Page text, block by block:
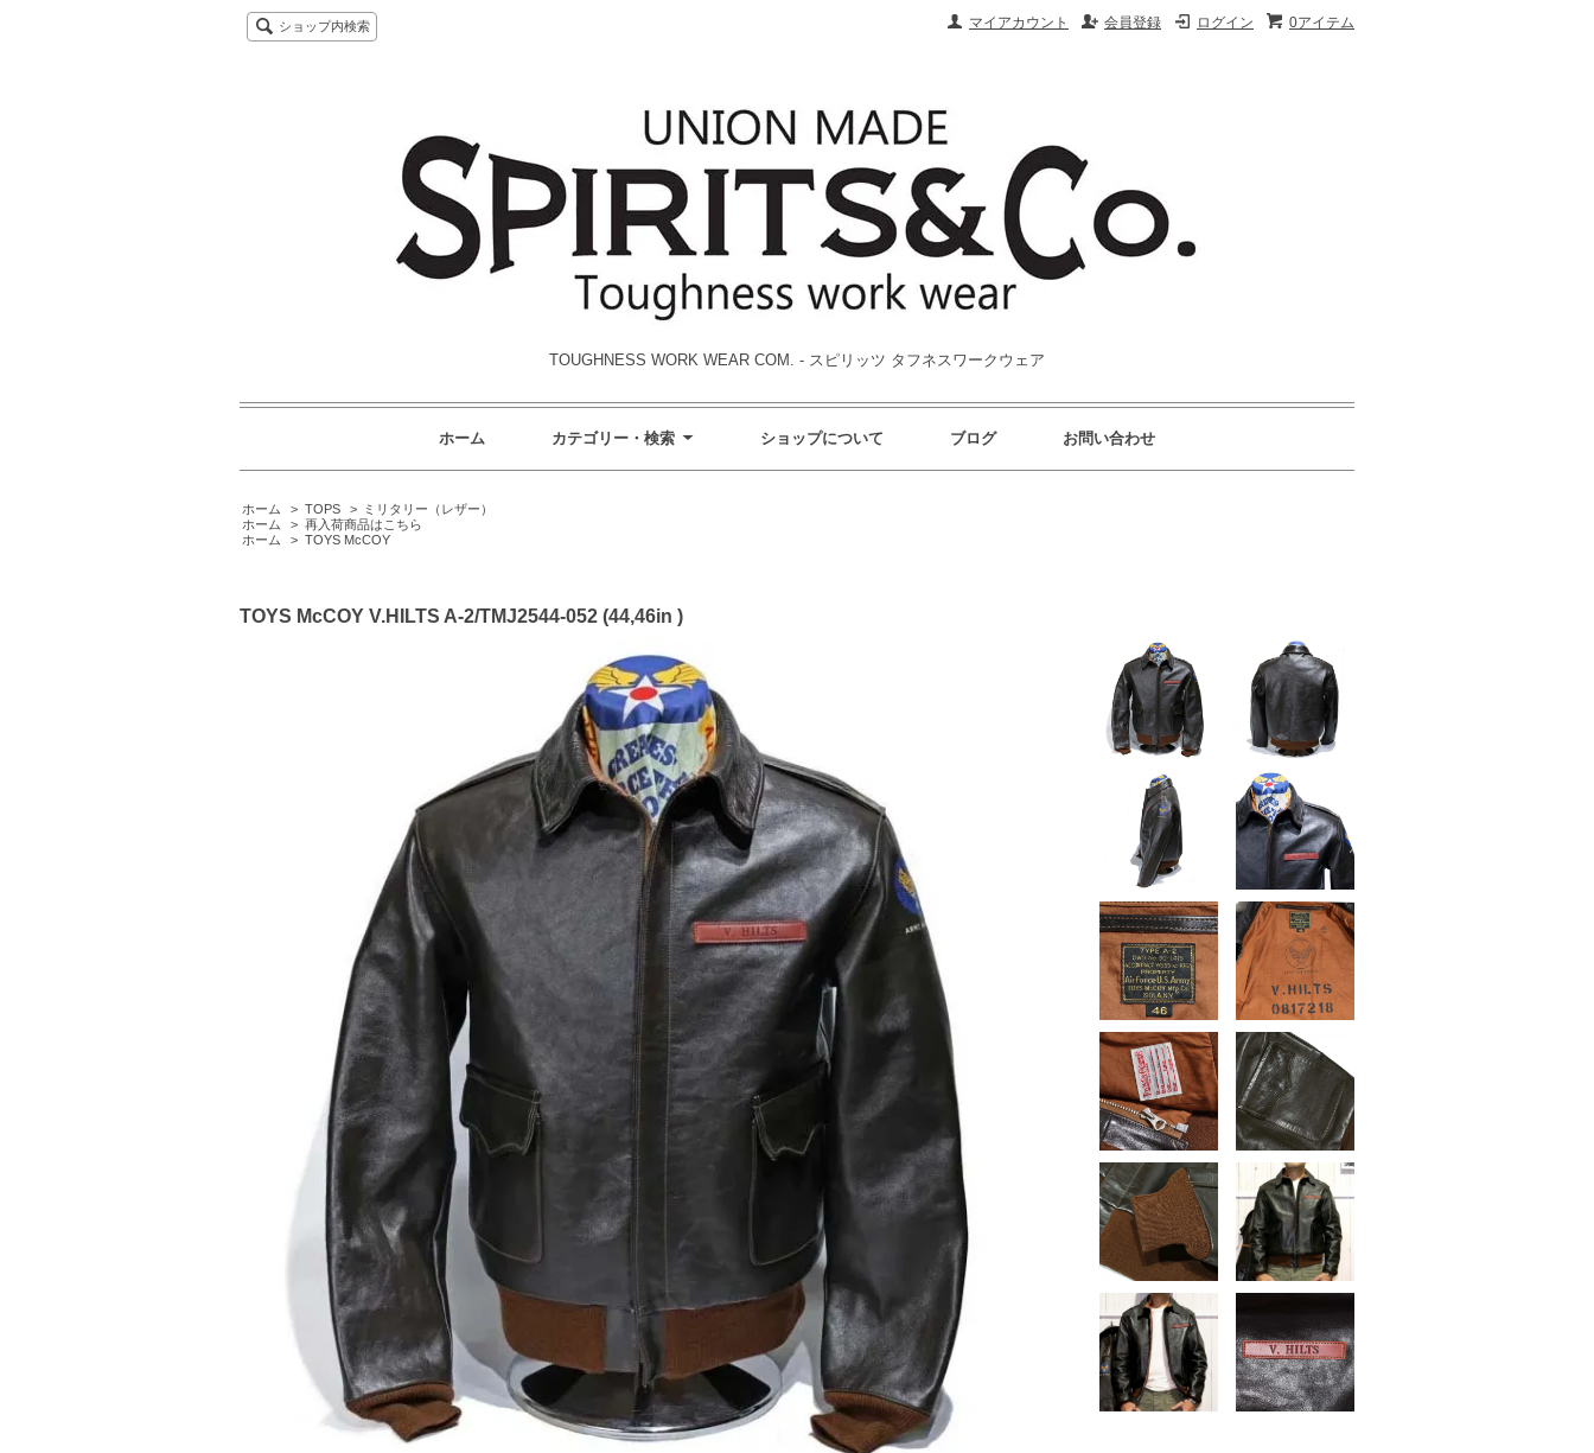
0アイテム
ログイン
会員登録
マイアカウント
ショップ内検索
TOUGHNESS WORK WEAR COM. - スピリッツ タフネスワークウェア
ホーム カテゴリー・検索 ショップについて ブログ お問い合わせ
ホーム > TOPS >
ミリタリー（レザー）
ホーム
> 再入荷商品はこちら
ホーム
> TOYS McCOY
TOYS McCOY V.HILTS A-2/TMJ2544-052 (44,46in )